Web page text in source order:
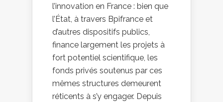
l’innovation en France : bien que
l’État, à travers Bpifrance et
d’autres dispositifs publics,
finance largement les projets à
fort potentiel scientifique, les
fonds privés soutenus par ces
mêmes structures demeurent
réticents à s’y engager. Depuis